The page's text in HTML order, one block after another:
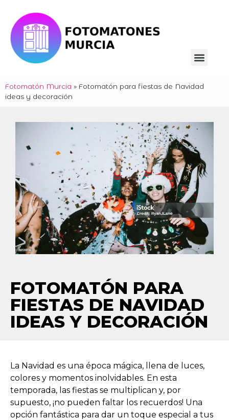
Fotomatón Murcia » Fotomatón para fiestas de Navidad
ideas y decoración
FOTOMATÓN PARA
FIESTAS DE NAVIDAD
IDEAS Y DECORACIÓN
La Navidad es una época mágica, llena de luces,
colores y momentos inolvidables. En esta
temporada, las fiestas se multiplican y, por
supuesto, ¡no pueden faltar los recuerdos! Una
opción fantástica para dar un toque especial a tus